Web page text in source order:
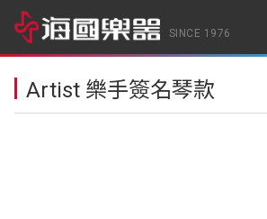
SINCE 1976
Artist 樂手簽名琴款